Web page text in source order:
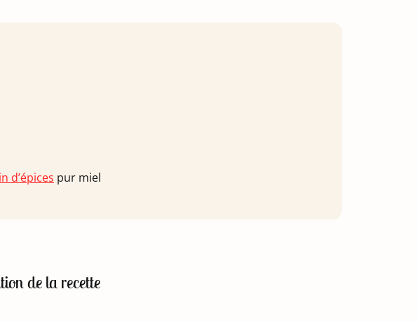
d’épices pur miel
de la recette